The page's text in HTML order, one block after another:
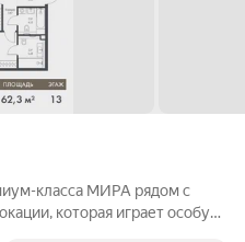
класса МИРА рядом с
которая играет особую